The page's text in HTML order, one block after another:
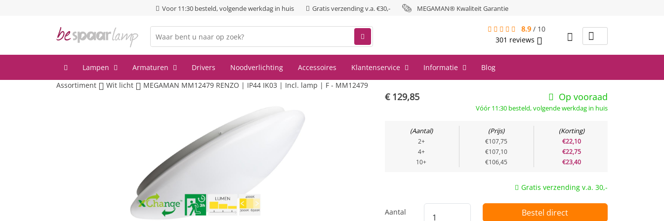
Voor 11:30 besteld, volgende werkdag in huis Gratis verzending v.a. €30,- MEGAMAN® Kwaliteit Garantie
8.9 / 10
301 reviews
Lampen Armaturen Drivers Noodverlichting Accessoires Klantenservice Informatie
Blog
Assortiment
Wit licht MEGAMAN MM12479 RENZO | IP44 IK03 | Incl. lamp | F - MM12479
€ 129,85 Op vooraad
Vóór 11:30 besteld, volgende werkdag in huis
Aantal Prijs Korting
2+ €107,75
€22,10
4+
€107,10
€22,75
10+
€106,45 €23,40
Gratis verzending v.a. 30,-
Aantal Bestel direct